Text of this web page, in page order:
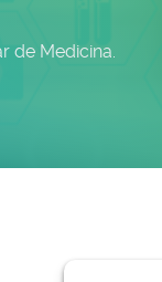
de Medicina.